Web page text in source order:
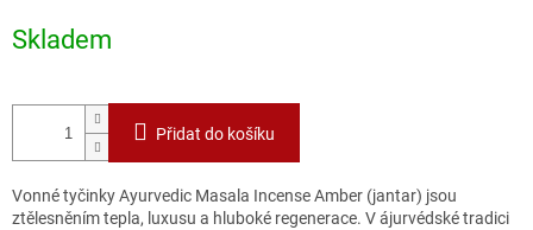
cena:
Skladem
Přidat do košíku
Vonné tyčinky Ayurvedic Masala Incense Amber (jantar) jsou
ztělesněním tepla, luxusu a hluboké regenerace. V ájurvédské tradici